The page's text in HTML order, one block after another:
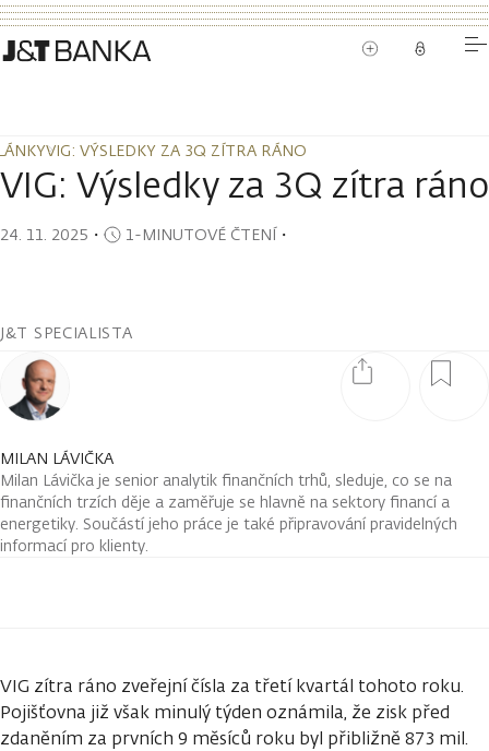
VIG: VÝSLEDKY ZA 3Q ZÍTRA RÁNO
VIG: VÝSLEDKY ZA 3Q ZÍTRA RÁNO
VIG: Výsledky za 3Q zítra ráno
24. 11. 2025 ・ 1-MINUTOVÉ ČTENÍ・
J&T SPECIALISTA
MILAN LÁVIČKA
Milan Lávička je senior analytik finančních trhů, sleduje, co se na
finančních trzích děje a zaměřuje se hlavně na sektory financí a
energetiky. Součástí jeho práce je také připravování pravidelných
informací pro klienty.
VIG zítra ráno zveřejní čísla za třetí kvartál tohoto roku.
Pojišťovna již však minulý týden oznámila, že zisk před
zdaněním za prvních 9 měsíců roku byl přibližně 873 mil.